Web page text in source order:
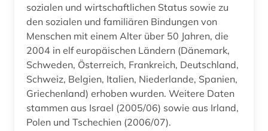
sozialen und wirtschaftlichen Status sowie zu
den sozialen und familiären Bindungen von
Menschen mit einem Alter über 50 Jahren, die
2004 in elf europäischen Ländern (Dänemark,
Schweden, Österreich, Frankreich, Deutschland,
Schweiz, Belgien, Italien, Niederlande, Spanien,
Griechenland) erhoben wurden. Weitere Daten
stammen aus Israel (2005/06) sowie aus Irland,
Polen und Tschechien (2006/07).